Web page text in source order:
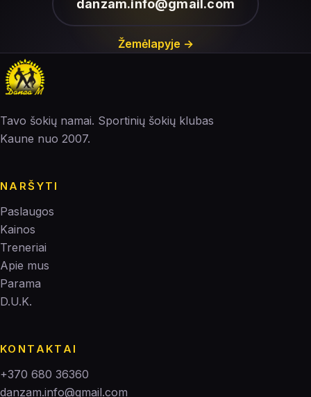
danzam.info@gmail.com
Žemėlapyje →
Tavo šokių namai. Sportinių šokių klubas
Kaune nuo 2007.
NARŠYTI
Paslaugos
Kainos
Treneriai
Apie mus
Parama
D.U.K.
KONTAKTAI
+370 680 36360
danzam.info@gmail.com